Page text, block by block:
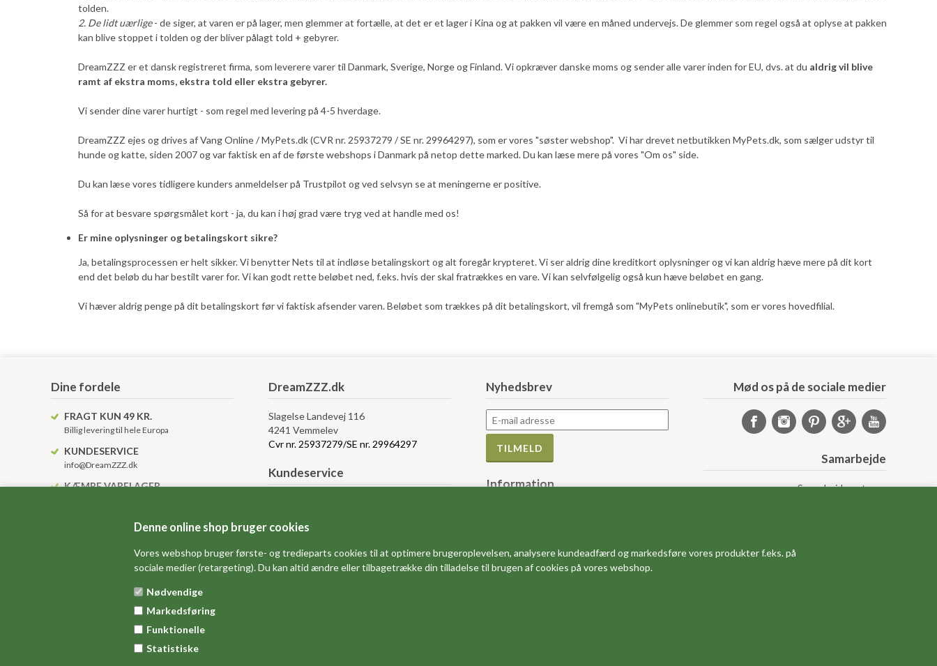
Denne online shop bruger cookies
Vores webshop bruger første- og tredieparts cookies til at optimere brugeroplevelsen, analysere kundeadfærd og markedsføre vores produkter f.eks. på
sociale medier (retargeting). Du kan altid ændre eller tilbagetrække din tilladelse til brugen af cookies på vores webshop.
Nødvendige
Markedsføring
Funktionelle
Statistiske
tolden.
2. De lidt uærlige- de siger, at varen er på lager, men glemmer at fortælle, at det er et lager i Kina og at pakken vil være en måned undervejs. De glemmer som regel også at oplyse at pakken
kan blive stoppet i tolden og der bliver pålagt told + gebyrer.
DreamZZZ er et dansk registreret firma, som leverere varer til Danmark, Sverige, Norge og Finland. Vi opkræver danske moms og sender alle varer inden for EU, dvs. at du aldrig vil blive
ramt af ekstra moms, ekstra told eller ekstra gebyrer.
Vi sender dine varer hurtigt - som regel med levering på 4-5 hverdage.
DreamZZZ ejes og drives af Vang Online / MyPets.dk (CVR nr. 25937279 / SE nr. 29964297), som er vores "søster webshop". Vi har drevet netbutikken MyPets.dk, som sælger udstyr til
hunde og katte, siden 2007 og var faktisk en af de første webshops i Danmark på netop dette marked. Du kan læse mere på vores "Om os" side.
Du kan læse vores tidligere kunders anmeldelser på Trustpilot og ved selvsyn se at meningerne er positive.
Så for at besvare spørgsmålet kort - ja, du kan i høj grad være tryg ved at handle med os!
Er mine oplysninger og betalingskort sikre?
Ja, betalingsprocessen er helt sikker. Vi benytter Nets til at indløse betalingskort og alt foregår krypteret. Vi ser aldrig dine kreditkort oplysninger og vi kan aldrig hæve mere på dit kort
end det beløb du har bestilt varer for. Vi kan godt rette beløbet ned, f.eks. hvis der skal fratrækkes en vare. Vi kan selvfølgelig også kun hæve beløbet en gang.
Vi hæver aldrig penge på dit betalingskort før vi faktisk afsender varen. Beløbet som trækkes på dit betalingskort, vil fremgå som "MyPets onlinebutik", som er vores hovedfilial.
Dine fordele
FRAGT KUN 49 KR.
Billig levering til hele Europa
KUNDESERVICE
info@DreamZZZ.dk
KÆMPE VARELAGER
DreamZZZ.dk
Slagelse Landevej 116
4241 Vemmelev
Cvr nr. 25937279/SE nr. 29964297
Kundeservice
Anvendelse af Cookies
Sitemap
Nyhedsbrev
Information
Dine favoritter
Om os
Mød os på de sociale medier
Samarbejde
Samarbejdspartnere